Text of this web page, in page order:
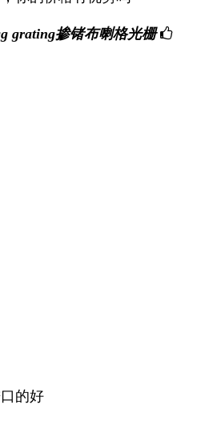
grating掺锗布喇格光栅
的好